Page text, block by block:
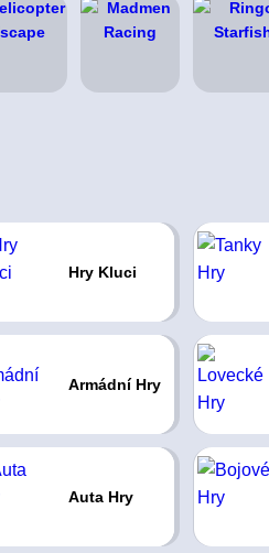
Hry Kluci
Armádní Hry
Auta Hry